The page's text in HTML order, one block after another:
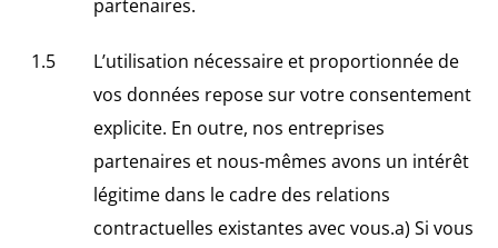
partenaires.
L’utilisation nécessaire et proportionnée de
vos données repose sur votre consentement
explicite. En outre, nos entreprises
partenaires et nous-mêmes avons un intérêt
légitime dans le cadre des relations
contractuelles existantes avec vous.a) Si vous